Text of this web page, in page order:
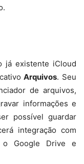
já existente iCloud
Arquivos. Seu
de arquivos,
informações e
possível guardar
integração com
o Google Drive e